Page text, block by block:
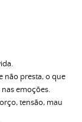
não presta, o que
nas emoções.
tensão, mau